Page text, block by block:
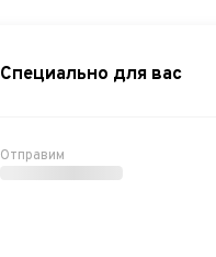
Специально для вас
Отправим